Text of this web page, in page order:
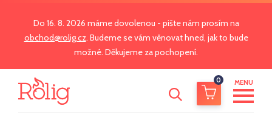
Do 16. 8. 2026 máme dovolenou - pište nám prosím na
obchod@rolig.cz. Budeme se vám věnovat hned, jak to bude
možné. Děkujeme za pochopení.
0 MENU